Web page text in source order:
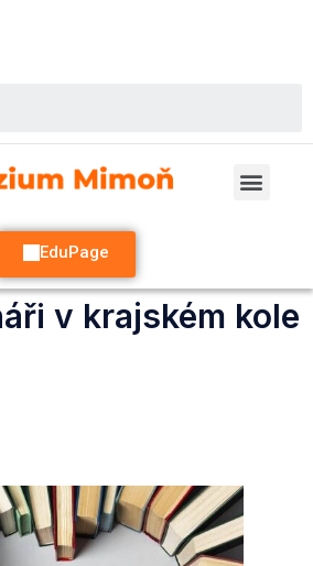
EduPage
v krajském kole